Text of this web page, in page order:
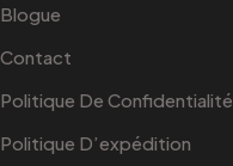
Blogue
Contact
Politique De Confidentialité
Politique D’expédition